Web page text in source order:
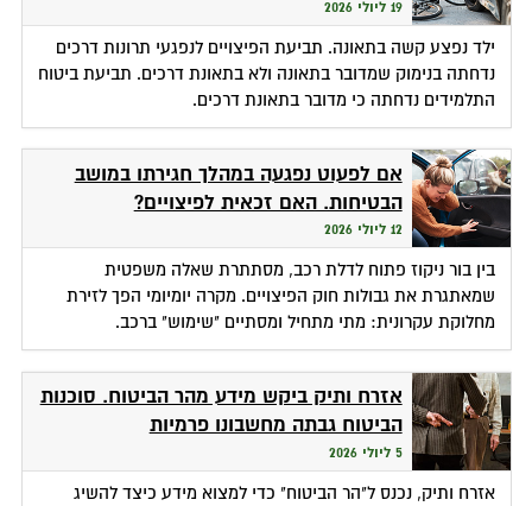
19 ליולי 2026
ילד נפצע קשה בתאונה. תביעת הפיצויים לנפגעי תרונות דרכים
נדחתה בנימוק שמדובר בתאונה ולא בתאונת דרכים. תביעת ביטוח
התלמידים נדחתה כי מדובר בתאונת דרכים.
אם לפעוט נפגעה במהלך חגירתו במושב
הבטיחות. האם זכאית לפיצויים?
12 ליולי 2026
בין בור ניקוז פתוח לדלת רכב, מסתתרת שאלה משפטית
שמאתגרת את גבולות חוק הפיצויים. מקרה יומיומי הפך לזירת
מחלוקת עקרונית: מתי מתחיל ומסתיים "שימוש" ברכב.
אזרח ותיק ביקש מידע מהר הביטוח. סוכנות
הביטוח גבתה מחשבונו פרמיות
5 ליולי 2026
אזרח ותיק, נכנס ל"הר הביטוח" כדי למצוא מידע כיצד להשיג